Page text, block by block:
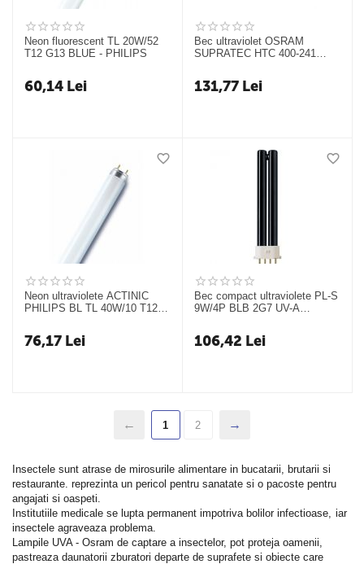
Insectele sunt atrase de mirosurile alimentare in bucatarii, brutarii si
restaurante. reprezinta un pericol pentru sanatate si o pacoste pentru
angajati si oaspeti.
Institutiile medicale se lupta permanent impotriva bolilor infectioase, iar
insectele agraveaza problema.
Lampile UVA - Osram de captare a insectelor, pot proteja oamenii,
pastreaza daunatorii zburatori departe de suprafete si obiecte care
Neon fluorescent TL 20W/52
T12 G13 BLUE - PHILIPS
60,14 Lei
Bec ultraviolet OSRAM
SUPRATEC HTC 400-241
131,77 Lei
Neon ultraviolete ACTINIC
PHILIPS BL TL 40W/10 T12
76,17 Lei
Bec compact ultraviolete PL-S
9W/4P BLB 2G7 UV-A
106,42 Lei
1 2